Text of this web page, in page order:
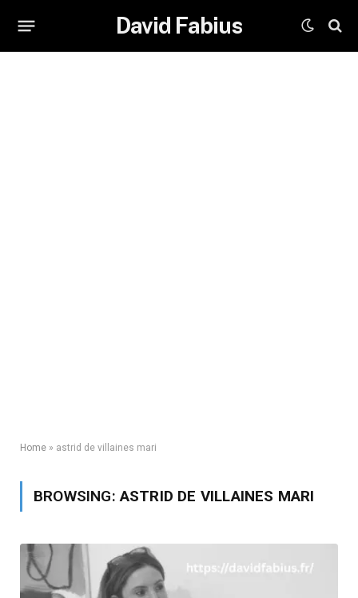
David Fabius
Home » astrid de villaines mari
BROWSING:ASTRID DE VILLAINES MARI